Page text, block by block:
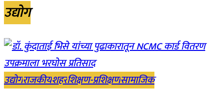
उद्योग
उद्योगराजकीयशहरशिक्षण-प्रशिक्षणसामाजिक